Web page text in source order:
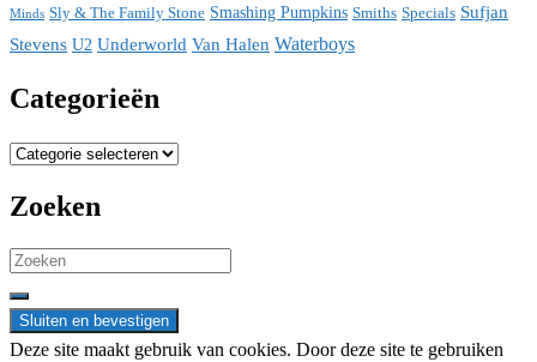
Minds Sly & The Family Stone Smashing Pumpkins Smiths Specials Sufjan
Stevens U2 Underworld Van Halen Waterboys
Categorieën
Categorieën
Zoeken
Search
for:
Deze site maakt gebruik van cookies. Door deze site te gebruiken